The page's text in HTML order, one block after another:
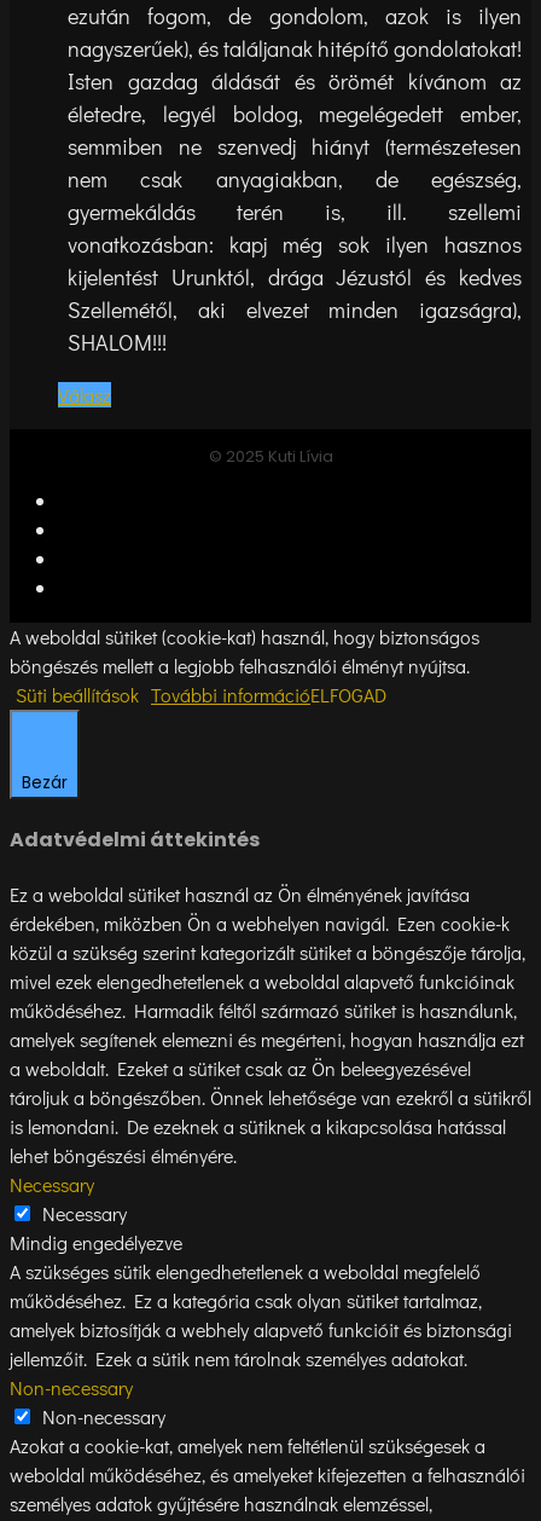
ezután fogom, de gondolom, azok is ilyen
nagyszerűek), és találjanak hitépítő gondolatokat!
Isten gazdag áldását és örömét kívánom az
életedre, legyél boldog, megelégedett ember,
semmiben ne szenvedj hiányt (természetesen
nem csak anyagiakban, de egészség,
gyermekáldás terén is, ill. szellemi
vonatkozásban: kapj még sok ilyen hasznos
kijelentést Urunktól, drága Jézustól és kedves
Szellemétől, aki elvezet minden igazságra),
SHALOM!!!
Válasz
© 2025 Kuti Lívia
A weboldal sütiket (cookie-kat) használ, hogy biztonságos
böngészés mellett a legjobb felhasználói élményt nyújtsa.
Süti beállítások További információELFOGAD
Bezár
Adatvédelmi áttekintés
Ez a weboldal sütiket használ az Ön élményének javítása
érdekében, miközben Ön a webhelyen navigál. Ezen cookie-k
közül a szükség szerint kategorizált sütiket a böngészője tárolja,
mivel ezek elengedhetetlenek a weboldal alapvető funkcióinak
működéséhez. Harmadik féltől származó sütiket is használunk,
amelyek segítenek elemezni és megérteni, hogyan használja ezt
a weboldalt. Ezeket a sütiket csak az Ön beleegyezésével
tároljuk a böngészőben. Önnek lehetősége van ezekről a sütikről
is lemondani. De ezeknek a sütiknek a kikapcsolása hatással
lehet böngészési élményére.
Necessary
Necessary
Mindig engedélyezve
A szükséges sütik elengedhetetlenek a weboldal megfelelő
működéséhez. Ez a kategória csak olyan sütiket tartalmaz,
amelyek biztosítják a webhely alapvető funkcióit és biztonsági
jellemzőit. Ezek a sütik nem tárolnak személyes adatokat.
Non-necessary
Non-necessary
Azokat a cookie-kat, amelyek nem feltétlenül szükségesek a
weboldal működéséhez, és amelyeket kifejezetten a felhasználói
személyes adatok gyűjtésére használnak elemzéssel,